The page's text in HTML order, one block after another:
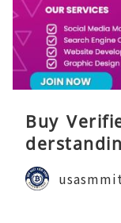
Buy
d Safer